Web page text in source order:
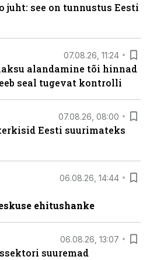
see on tunnustus Eesti
07.08.26, 11:24
alandamine tõi hinnad
seal tugevat kontrolli
07.08.26, 08:00
Eesti suurimateks
06.08.26, 14:44
ehitushanke
06.08.26, 13:07
suuremad